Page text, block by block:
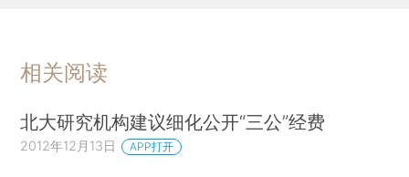
相关阅读
北大研究机构建议细化公开“三公”经费
2012年12月13日 APP打开